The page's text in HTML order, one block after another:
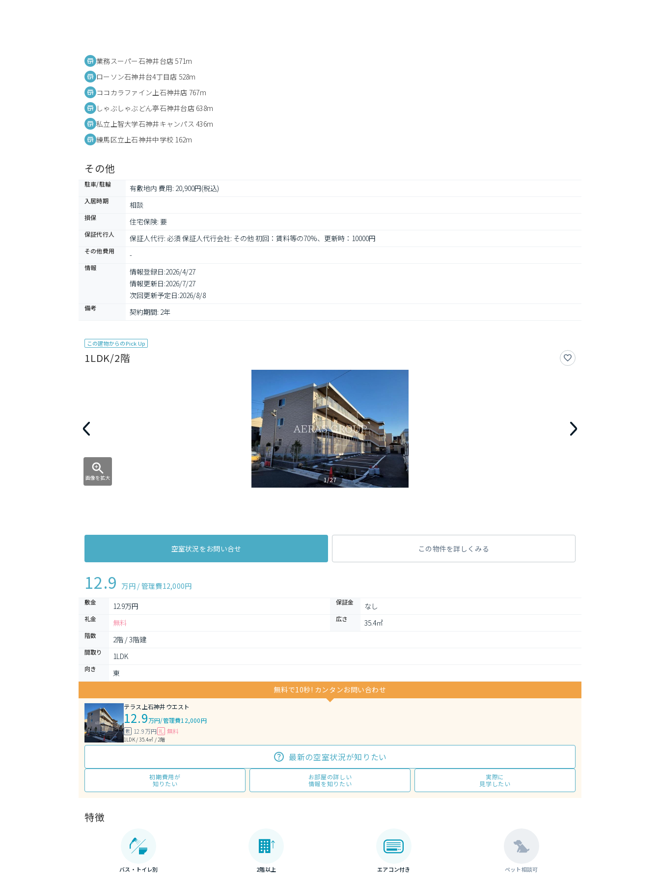
業務スーパー石神井台店 571m
ローソン石神井台4丁目店 528m
ココカラファイン上石神井店 767m
しゃぶしゃぶどん亭石神井台店 638m
私立上智大学石神井キャンパス 436m
練馬区立上石神井中学校 162m
その他
駐車/駐輪 有敷地内 費用: 20,900円(税込)
入居時期 相談
損保 住宅保険: 要
保証代行人 保証人代行: 必須 保証人代行会社: その他 初回：賃料等の70%、更新時：10000円
その他費用 -
情報 情報登録日:2026/4/27
情報更新日:2026/7/27
次回更新予定日:2026/8/8
備考 契約期間: 2年
この建物からのPick Up
1LDK/2階
画像を拡大 1/27
空室状況をお問い合せ この物件を詳しくみる
12.9 万円 / 管理費12,000円
敷金 12.9万円 保証金 なし
礼金 無料 広さ 35.4㎡
階数 2階 / 3階建
間取り 1LDK
向き
東
無料で10秒! カンタンお問い合わせ
テラス上石神井ウエスト
12.9万円/管理費12,000円
敷 12.9万円 礼 無料
1LDK / 35.4㎡ / 2階
最新の空室状況が知りたい
初期費用が
知りたい
お部屋の詳しい
情報を知りたい
実際に
見学したい
特徴
バス・トイレ別 2階以上 エアコン付き ペット相談可